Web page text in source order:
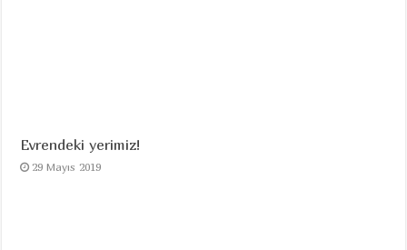
Evrendeki yerimiz!
29 Mayıs 2019